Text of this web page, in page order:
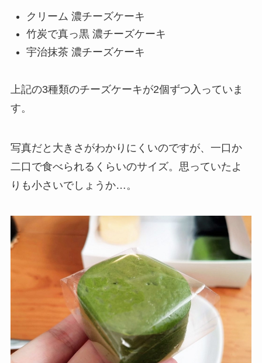
クリーム 濃チーズケーキ
竹炭で真っ黒 濃チーズケーキ
宇治抹茶 濃チーズケーキ
上記の3種類のチーズケーキが2個ずつ入っていま
す。
写真だと大きさがわかりにくいのですが、一口か
二口で食べられるくらいのサイズ。思っていたよ
りも小さいでしょうか…。